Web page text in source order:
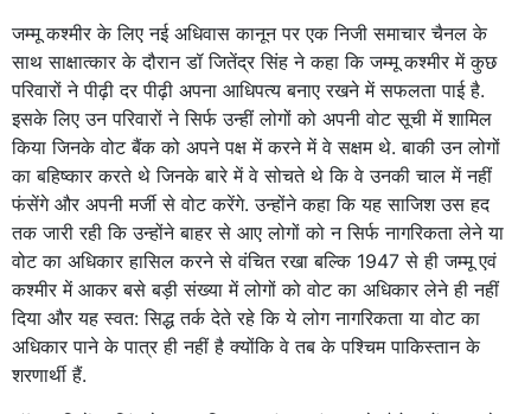
जम्मू कश्मीर के लिए नई अधिवास कानून पर एक निजी समाचार चैनल के
साथ साक्षात्कार के दौरान डॉ जितेंद्र सिंह ने कहा कि जम्मू कश्मीर में कुछ
परिवारों ने पीढ़ी दर पीढ़ी अपना आधिपत्य बनाए रखने में सफलता पाई है.
इसके लिए उन परिवारों ने सिर्फ उन्हीं लोगों को अपनी वोट सूची में शामिल
किया जिनके वोट बैंक को अपने पक्ष में करने में वे सक्षम थे. बाकी उन लोगों
का बहिष्कार करते थे जिनके बारे में वे सोचते थे कि वे उनकी चाल में नहीं
फंसेंगे और अपनी मर्जी से वोट करेंगे. उन्होंने कहा कि यह साजिश उस हद
तक जारी रही कि उन्होंने बाहर से आए लोगों को न सिर्फ नागरिकता लेने या
वोट का अधिकार हासिल करने से वंचित रखा बल्कि 1947 से ही जम्मू एवं
कश्मीर में आकर बसे बड़ी संख्या में लोगों को वोट का अधिकार लेने ही नहीं
दिया और यह स्वत: सिद्ध तर्क देते रहे कि ये लोग नागरिकता या वोट का
अधिकार पाने के पात्र ही नहीं है क्योंकि वे तब के पश्चिम पाकिस्तान के
शरणार्थी हैं.